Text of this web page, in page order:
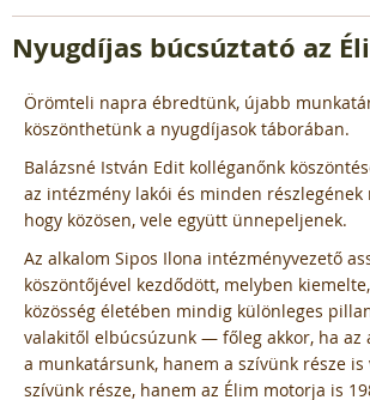
Nyugdíjas búcsúztató az
Örömteli napra ébredtünk, újabb
köszönthetünk a nyugdíjasok táborában.
Balázsné István Edit kolléganőnk
az intézmény lakói és minden részlegének
hogy közösen, vele együtt ünnepeljenek.
Az alkalom Sipos Ilona intézményvezető
köszöntőjével kezdődött, melyben
közösség életében mindig különleges
valakitől elbúcsúzunk — főleg akkor, ha az
a munkatársunk, hanem a szívünk része is
szívünk része, hanem az Élim motorja is